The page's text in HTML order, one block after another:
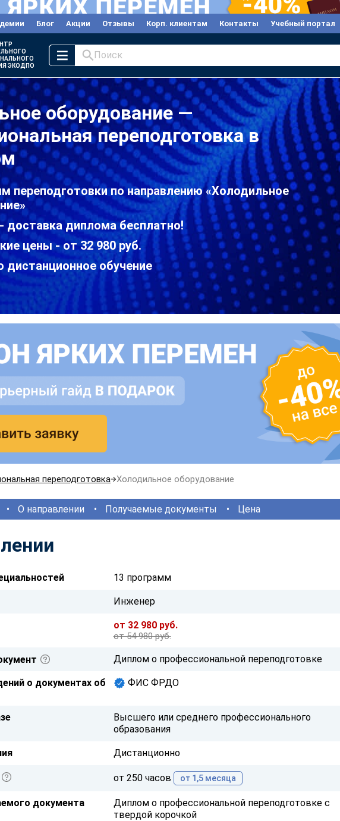
Блог Акции Отзывы Корп. клиентам Контакты Учебный портал
ЭКОДПО
Поиск
оборудование —
переподготовка в
переподготовки по направлению «Холодильное
доставка диплома бесплатно!
цены - от 32 980 руб.
дистанционное обучение
переподготовка Холодильное оборудование
О направлении Получаемые документы Цена
13 программ
Инженер
от 32 980 руб.
от 54 980 руб.
Диплом о профессиональной переподготовке
о документах об
ФИС ФРДО
Высшего или среднего профессионального
образования
Дистанционно
от 250 часов от 1,5 месяца
документа
Диплом о профессиональной переподготовке с
твердой корочкой